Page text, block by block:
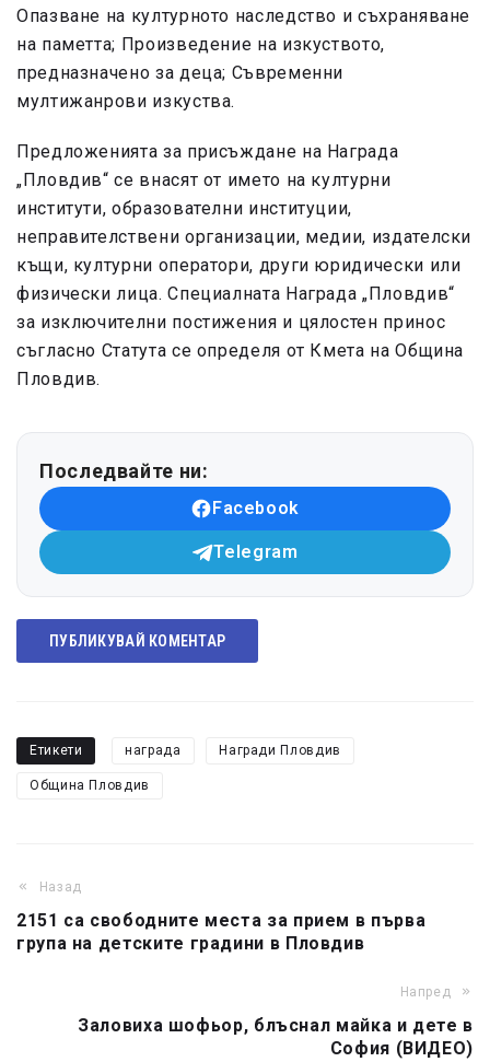
Опазване на културното наследство и съхраняване
на паметта; Произведение на изкуството,
предназначено за деца; Съвременни
мултижанрови изкуства.
Предложенията за присъждане на Награда
„Пловдив“ се внасят от името на културни
институти, образователни институции,
неправителствени организации, медии, издателски
къщи, културни оператори, други юридически или
физически лица. Специалната Награда „Пловдив“
за изключителни постижения и цялостен принос
съгласно Статута се определя от Кмета на Община
Пловдив.
Последвайте ни:
Facebook
Telegram
ПУБЛИКУВАЙ КОМЕНТАР
Етикети награда Награди Пловдив
Община Пловдив
Назад
2151 са свободните места за прием в първа
група на детските градини в Пловдив
Напред
Заловиха шофьор, блъснал майка и дете в
София (ВИДЕО)